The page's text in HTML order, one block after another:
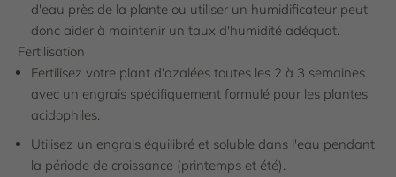
d'eau près de la plante ou utiliser un humidificateur peut
donc aider à maintenir un taux d'humidité adéquat.
Fertilisation
Fertilisez votre plant d'azalées toutes les 2 à 3 semaines
avec un engrais spécifiquement formulé pour les plantes
acidophiles.
Utilisez un engrais équilibré et soluble dans l'eau pendant
la période de croissance (printemps et été).